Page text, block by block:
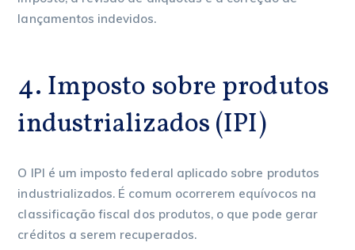
lançamentos indevidos.
4. Imposto sobre produtos
industrializados (IPI)
O IPI é um imposto federal aplicado sobre produtos
industrializados. É comum ocorrerem equívocos na
classificação fiscal dos produtos, o que pode gerar
créditos a serem recuperados.